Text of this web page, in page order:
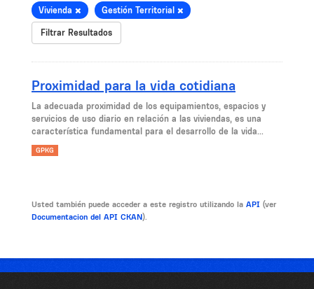
Vivienda Gestión Territorial
Filtrar Resultados
Proximidad para la vida cotidiana
La adecuada proximidad de los equipamientos, espacios y
servicios de uso diario en relación a las viviendas, es una
característica fundamental para el desarrollo de la vida...
GPKG
Usted también puede acceder a este registro utilizando la API (ver
Documentacion del API CKAN).